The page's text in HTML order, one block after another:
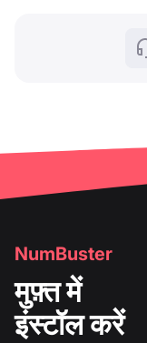
NumBuster
मुफ़्त में
इंस्टॉल करें